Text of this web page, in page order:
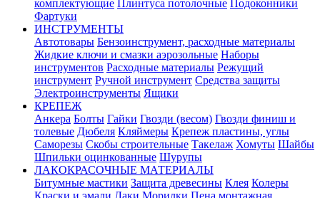
комплектующие Плинтуса потолочные Подоконники
Фартуки
ИНСТРУМЕНТЫ
Автотовары Бензоинструмент, расходные материалы
Жидкие ключи и смазки аэрозольные Наборы
инструментов Расходные материалы Режущий
инструмент Ручной инструмент Средства защиты
Электроинструменты Ящики
КРЕПЕЖ
Анкера Болты Гайки Гвозди (весом) Гвозди финиш и
толевые Дюбеля Кляймеры Крепеж пластины, углы
Саморезы Скобы строительные Такелаж Хомуты Шайбы
Шпильки оцинкованные Шурупы
ЛАКОКРАСОЧНЫЕ МАТЕРИАЛЫ
Битумные мастики Защита древесины Клея Колеры
Краски и эмали Лаки Морилки Пена монтажная,